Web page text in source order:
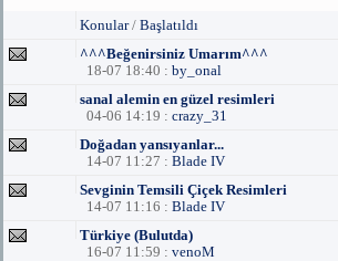
Konular/ Başlatıldı
^^^Beğenirsiniz Umarım^^^
18-07 18:40 : by_onal
sanal alemin en güzel resimleri
04-06 14:19 : crazy_31
Doğadan yansıyanlar...
14-07 11:27 : Blade IV
Sevginin Temsili Çiçek Resimleri
14-07 11:16 : Blade IV
Türkiye (Bulutda)
16-07 11:59 : venoM